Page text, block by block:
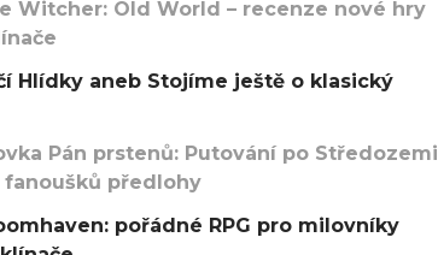
Witcher: Old World – recenze nové hry
Hlídky aneb Stojíme ještě o klasický
Pán prstenů: Putování po Středozemi
předlohy
pořádné RPG pro milovníky